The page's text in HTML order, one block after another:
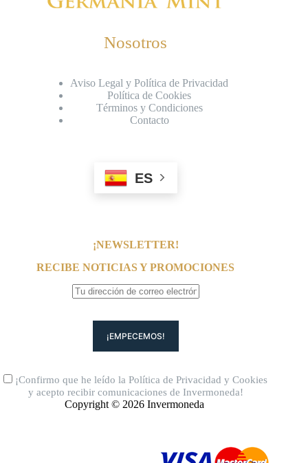
Nosotros
Aviso Legal y Política de Privacidad
Política de Cookies
Términos y Condiciones
Contacto
ES
¡NEWSLETTER!
RECIBE NOTICIAS Y PROMOCIONES
¡Confirmo que he leído laPolítica de Privacidad yCookies
y acepto recibir comunicaciones de Invermoneda!
Copyright © 2026 Invermoneda